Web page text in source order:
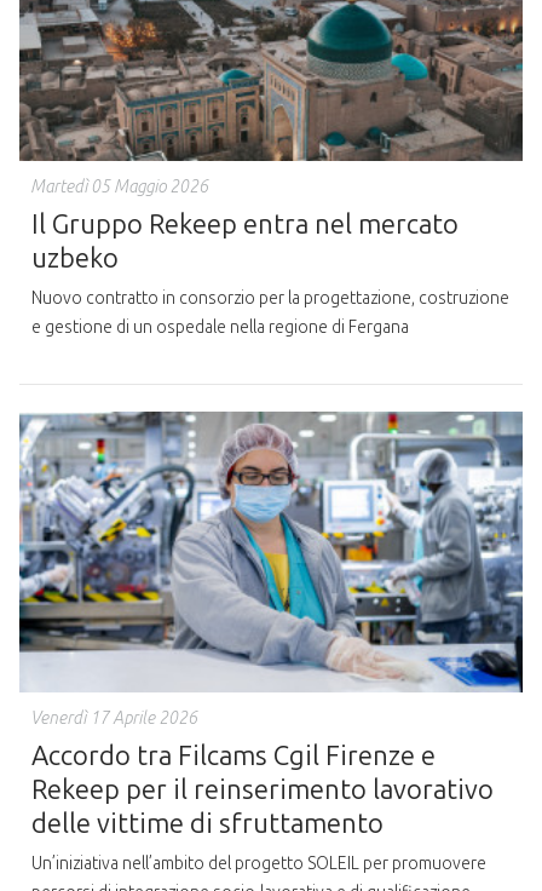
Martedì 05 Maggio 2026
Il Gruppo Rekeep entra nel mercato
uzbeko
Nuovo contratto in consorzio per la progettazione, costruzione
e gestione di un ospedale nella regione di Fergana
Venerdì 17 Aprile 2026
Accordo tra Filcams Cgil Firenze e
Rekeep per il reinserimento lavorativo
delle vittime di sfruttamento
Un’iniziativa nell’ambito del progetto SOLEIL per promuovere